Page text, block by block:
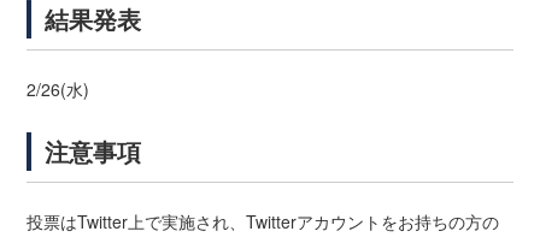
結果発表
2/26(水)
注意事項
投票はTwitter上で実施され、Twitterアカウントをお持ちの方の